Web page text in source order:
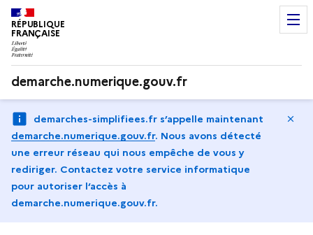
RÉPUBLIQUE
FRANÇAISE
demarche.numerique.gouv.fr
demarches-simplifiees.fr s’appelle maintenant
demarche.numerique.gouv.fr. Nous avons détecté
une erreur réseau qui nous empêche de vous y
rediriger. Contactez votre service informatique
pour autoriser l‘accès à
demarche.numerique.gouv.fr.